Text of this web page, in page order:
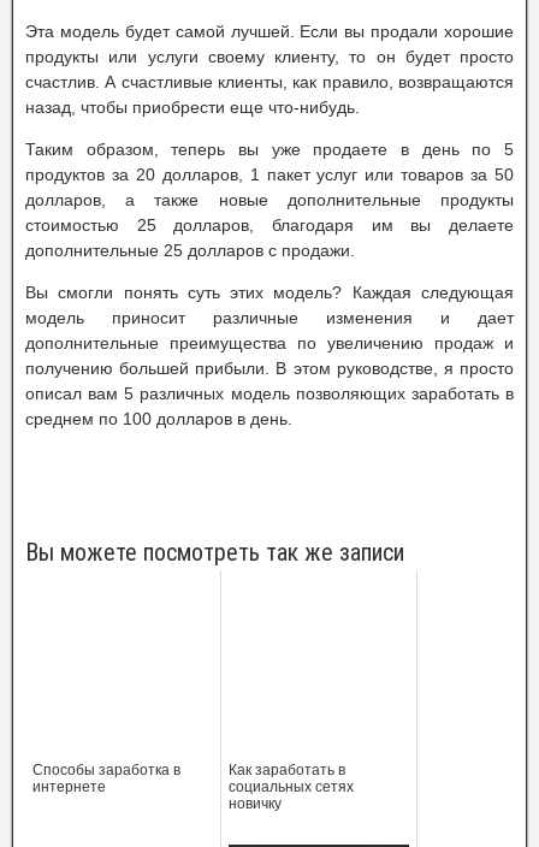
Эта модель будет самой лучшей. Если вы продали хорошие
продукты или услуги своему клиенту, то он будет просто
счастлив. А счастливые клиенты, как правило, возвращаются
назад, чтобы приобрести еще что-нибудь.
Таким образом, теперь вы уже продаете в день по 5
продуктов за 20 долларов, 1 пакет услуг или товаров за 50
долларов, а также новые дополнительные продукты
стоимостью 25 долларов, благодаря им вы делаете
дополнительные 25 долларов с продажи.
Вы смогли понять суть этих модель? Каждая следующая
модель приносит различные изменения и дает
дополнительные преимущества по увеличению продаж и
получению большей прибыли. В этом руководстве, я просто
описал вам 5 различных модель позволяющих заработать в
среднем по 100 долларов в день.
Вы можете посмотреть так же записи
Способы заработка в
интернете
Как заработать в
социальных сетях
новичку